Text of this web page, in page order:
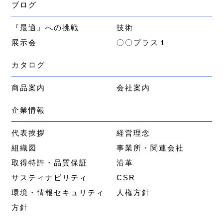
ブログ
『最適』への挑戦
技術
展示会
〇〇プラス１
カタログ
商品案内 会社案内
企業情報
代表挨拶
経営理念
組織図
事業所・関連会社
取得特許・品質保証
沿革
サスティナビリティ
CSR
環境・情報セキュリティ
方針
人権方針